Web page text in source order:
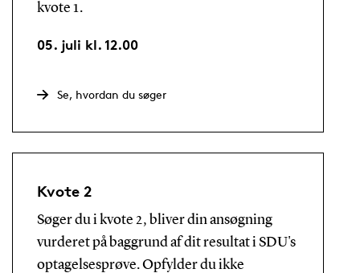
kvote 1.
05. juli kl. 12.00
Se, hvordan du søger
Kvote 2
Søger du i kvote 2, bliver din ansøgning
vurderet på baggrund af dit resultat i SDU's
optagelsesprøve. Opfylder du ikke